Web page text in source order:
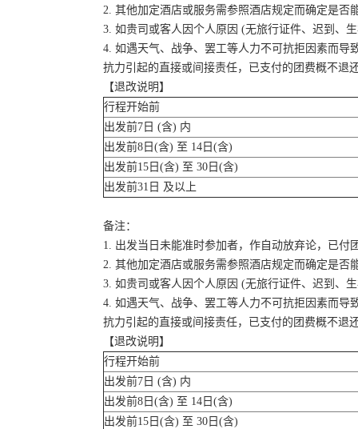
2. 其他加定酒店或服务需参照酒店规定而确定是否
3. 如贵司或客人因个人原因 (无旅行证件、迟到、
4. 如遇天气、战争、罢工等人力不可抗拒因素而
抗力引起的直接或间接责任，已支付的团费概不退
【退改说明】
行程开始前
出发前7日 (含) 内
出发前8日(含) 至 14日(含)
出发前15日(含) 至 30日(含)
出发前31日 及以上
备注：
1. 出发当日未能准时参加者，作自动放弃论，已付
2. 其他加定酒店或服务需参照酒店规定而确定是否
3. 如贵司或客人因个人原因 (无旅行证件、迟到、
4. 如遇天气、战争、罢工等人力不可抗拒因素而
抗力引起的直接或间接责任，已支付的团费概不退
【退改说明】
行程开始前
出发前7日 (含) 内
出发前8日(含) 至 14日(含)
出发前15日(含) 至 30日(含)